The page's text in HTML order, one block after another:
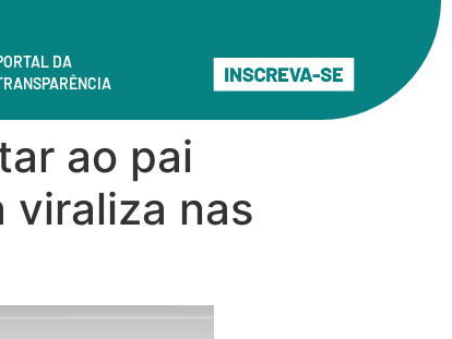
DA
ao pai
viraliza nas